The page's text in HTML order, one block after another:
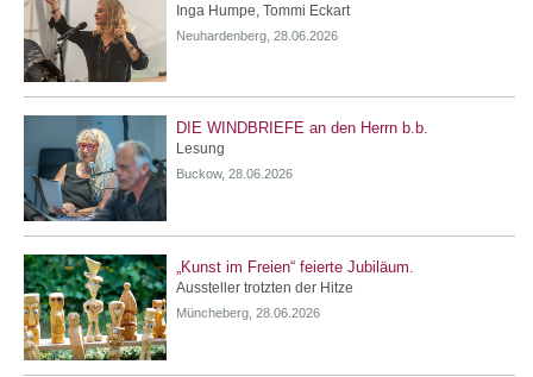
Inga Humpe, Tommi Eckart
Neuhardenberg, 28.06.2026
DIE WINDBRIEFE an den Herrn b.b.
Lesung
Buckow, 28.06.2026
„Kunst im Freien“ feierte Jubiläum.
Aussteller trotzten der Hitze
Müncheberg, 28.06.2026